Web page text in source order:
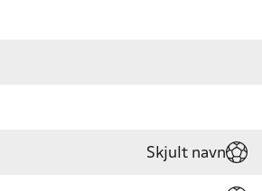
Skjult navn